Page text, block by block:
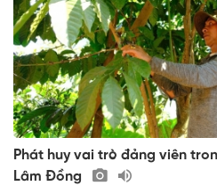
Phát huy vai trò đảng viên
Lâm Đồng